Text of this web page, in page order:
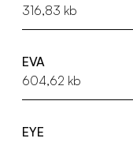
316,83 kb
EVA
604,62 kb
EYE